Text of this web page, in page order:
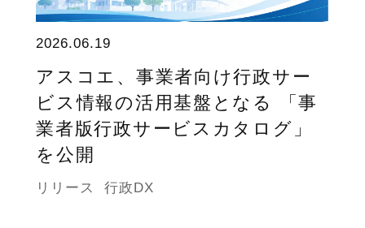
2026.06.19
アスコエ、事業者向け行政サー
ビス情報の活用基盤となる 「事
業者版行政サービスカタログ」
を公開
リリース 行政DX